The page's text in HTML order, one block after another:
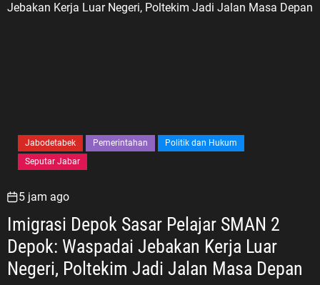
Jabodetabek Pemerintahan
Politik dan Hukum
Seputar Jabar
5 jam ago
Imigrasi Depok Sasar Pelajar SMAN 2
Depok: Waspadai Jebakan Kerja Luar